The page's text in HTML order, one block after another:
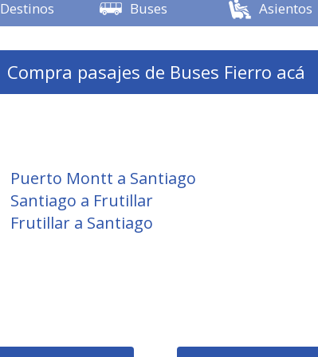
Destinos Buses Asientos
Compra pasajes de Buses Fierro acá
Puerto Montt a Santiago
Santiago a Frutillar
Frutillar a Santiago